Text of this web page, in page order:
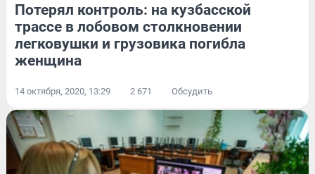
Потерял контроль: на кузбасской
трассе в лобовом столкновении
легковушки и грузовика погибла
женщина
14 октября, 2020, 13:29 2 671 Обсудить